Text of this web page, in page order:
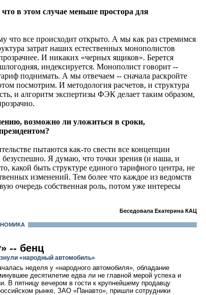
в этом случае меньше простора для
что все происходит открыто. А мы как раз стремимся
затрат наших естественных монополистов
И никаких «черных ящиков». Берется
индексируется. Монополист говорит --
поднимать. А мы отвечаем -- сначала раскройте
посмотрим. И методология расчетов, и структура
и алгоритм экспертизы ФЭК делает таким образом,
возможно ли уложиться в сроки,
пытаются как-то свести все концепции
безуспешно. Я думаю, что точки зрения (и наша, и
какой быть структуре единого тарифного центра, не
изменений. Тем более что каждое из ведомств
очередь собственная роль, потом уже интересы
Беседовала Екатерина КАЦ
-- бенц
«народный автомобиль»
неделя у «народного автомобиля», обладание
десятилетие едва ли не главной мерой успеха и
В пятницу вечером в гости к крупнейшему продавцу
рынке, ЗАО «Панавто», пришли сотрудники